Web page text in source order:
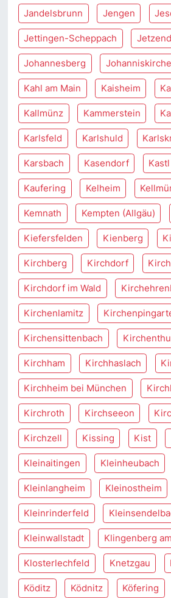
Jandelsbrunn Jengen
Jettingen-Scheppach
Johannesberg
Kahl am Main Kaisheim
Kallmünz Kammerstein
Karlsfeld Karlshuld
Karsbach Kasendorf Kastl
Kaufering Kelheim
Kemnath Kempten (Allgäu)
Kiefersfelden Kienberg
Kirchberg Kirchdorf
Kirchdorf im Wald
Kirchenlamitz
Kirchensittenbach
Kirchham Kirchhaslach
Kirchheim bei München
Kirchroth Kirchseeon
Kirchzell Kissing Kist
Kleinaitingen Kleinheubach
Kleinlangheim Kleinostheim
Kleinrinderfeld
Kleinwallstadt Klingenberg
Klosterlechfeld Knetzgau
Köditz Ködnitz Köfering